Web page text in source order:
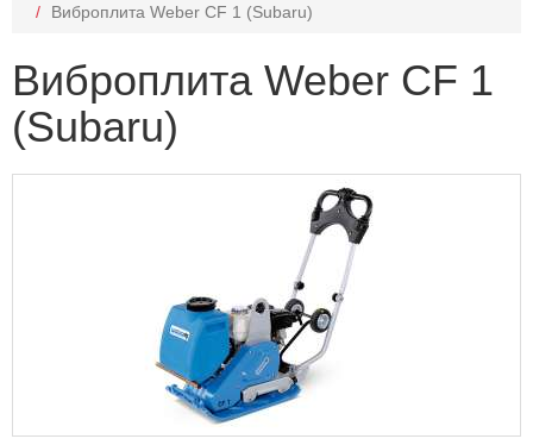
Виброплита Weber CF 1 (Subaru)
Виброплита Weber CF 1
(Subaru)